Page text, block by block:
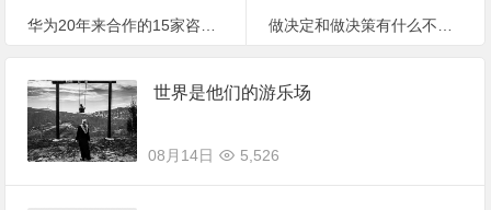
华为20年来合作的15家咨询公司，都有谁？ 做决定和做决策有什么不同？
世界是他们的游乐场
08月14日 5,526